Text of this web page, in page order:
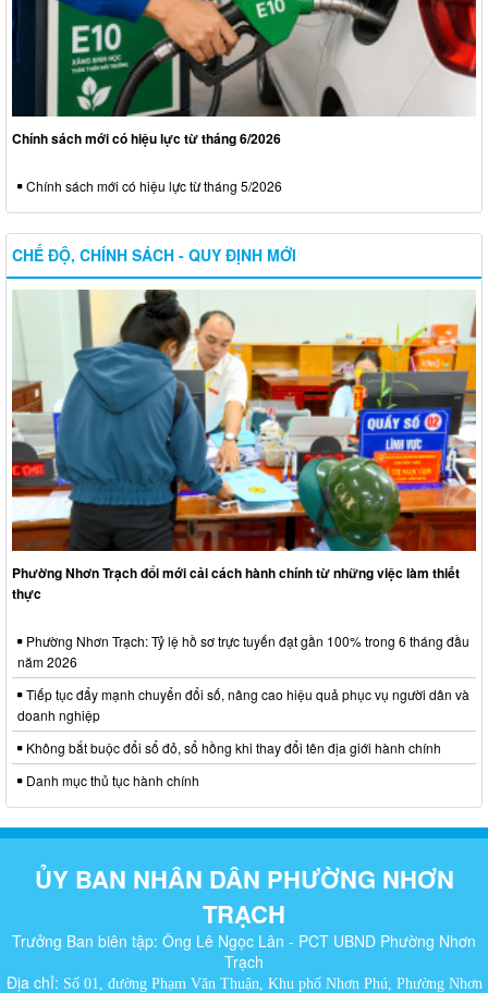
Chính sách mới có hiệu lực từ tháng 6/2026
Chính sách mới có hiệu lực từ tháng 5/2026
CHẾ ĐỘ, CHÍNH SÁCH - QUY ĐỊNH MỚI
Phường Nhơn Trạch đổi mới cải cách hành chính từ những việc làm thiết
thực
Phường Nhơn Trạch: Tỷ lệ hồ sơ trực tuyến đạt gần 100% trong 6 tháng đầu
năm 2026
Tiếp tục đẩy mạnh chuyển đổi số, nâng cao hiệu quả phục vụ người dân và
doanh nghiệp
Không bắt buộc đổi sổ đỏ, sổ hồng khi thay đổi tên địa giới hành chính
Danh mục thủ tục hành chính
ỦY BAN NHÂN DÂN PHƯỜNG NHƠN
TRẠCH
Trưởng Ban biên tập: Ông Lê Ngọc Lân - PCT UBND Phường Nhơn
Trạch
Địa chỉ: Số 01, đường Phạm Văn Thuận, Khu phố Nhơn Phú, Phường Nhơn